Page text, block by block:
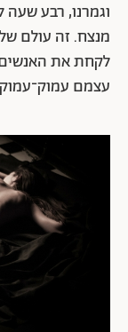
וגמרנו, רבע שעה
מנצח. זה עולם
לקחת את
עצמם